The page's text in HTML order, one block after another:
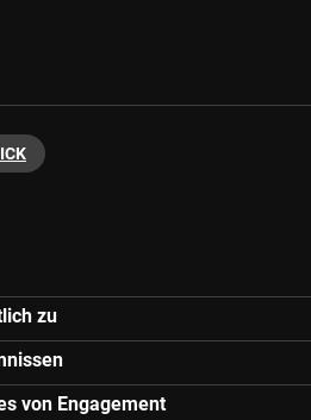
zu
von Engagement